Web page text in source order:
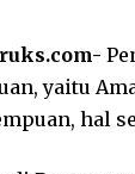
yaitu
hal